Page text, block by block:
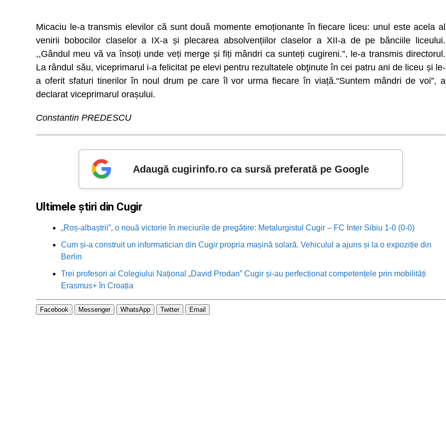
Micaciu le-a transmis elevilor că sunt două momente emoționante în fiecare liceu: unul este acela al
venirii bobocilor claselor a IX-a și plecarea absolvențiilor claselor a XII-a de pe bănciile liceului.
,,Gândul meu vă va însoți unde veți merge și fiți mândri ca sunteți cugireni.”, le-a transmis directorul.
La rândul său, viceprimarul i-a felicitat pe elevi pentru rezultatele obţinute în cei patru ani de liceu și le-
a oferit sfaturi tinerilor în noul drum pe care îl vor urma fiecare în viață.“Suntem mândri de voi”, a
declarat viceprimarul orașului.
Constantin PREDESCU
Adaugă cugirinfo.ro ca sursă preferată pe Google
Ultimele știri din Cugir
„Roș-albaștrii”, o nouă victorie în meciurile de pregătire: Metalurgistul Cugir – FC Inter Sibiu 1-0 (0-0)
Cum și-a construit un informatician din Cugir propria mașină solară. Vehiculul a ajuns și la o expoziție din
Berlin
Trei profesori ai Colegiului Național „David Prodan” Cugir și-au perfecționat competențele prin mobilități
Erasmus+ în Croația
Facebook Messenger WhatsApp Twitter Email